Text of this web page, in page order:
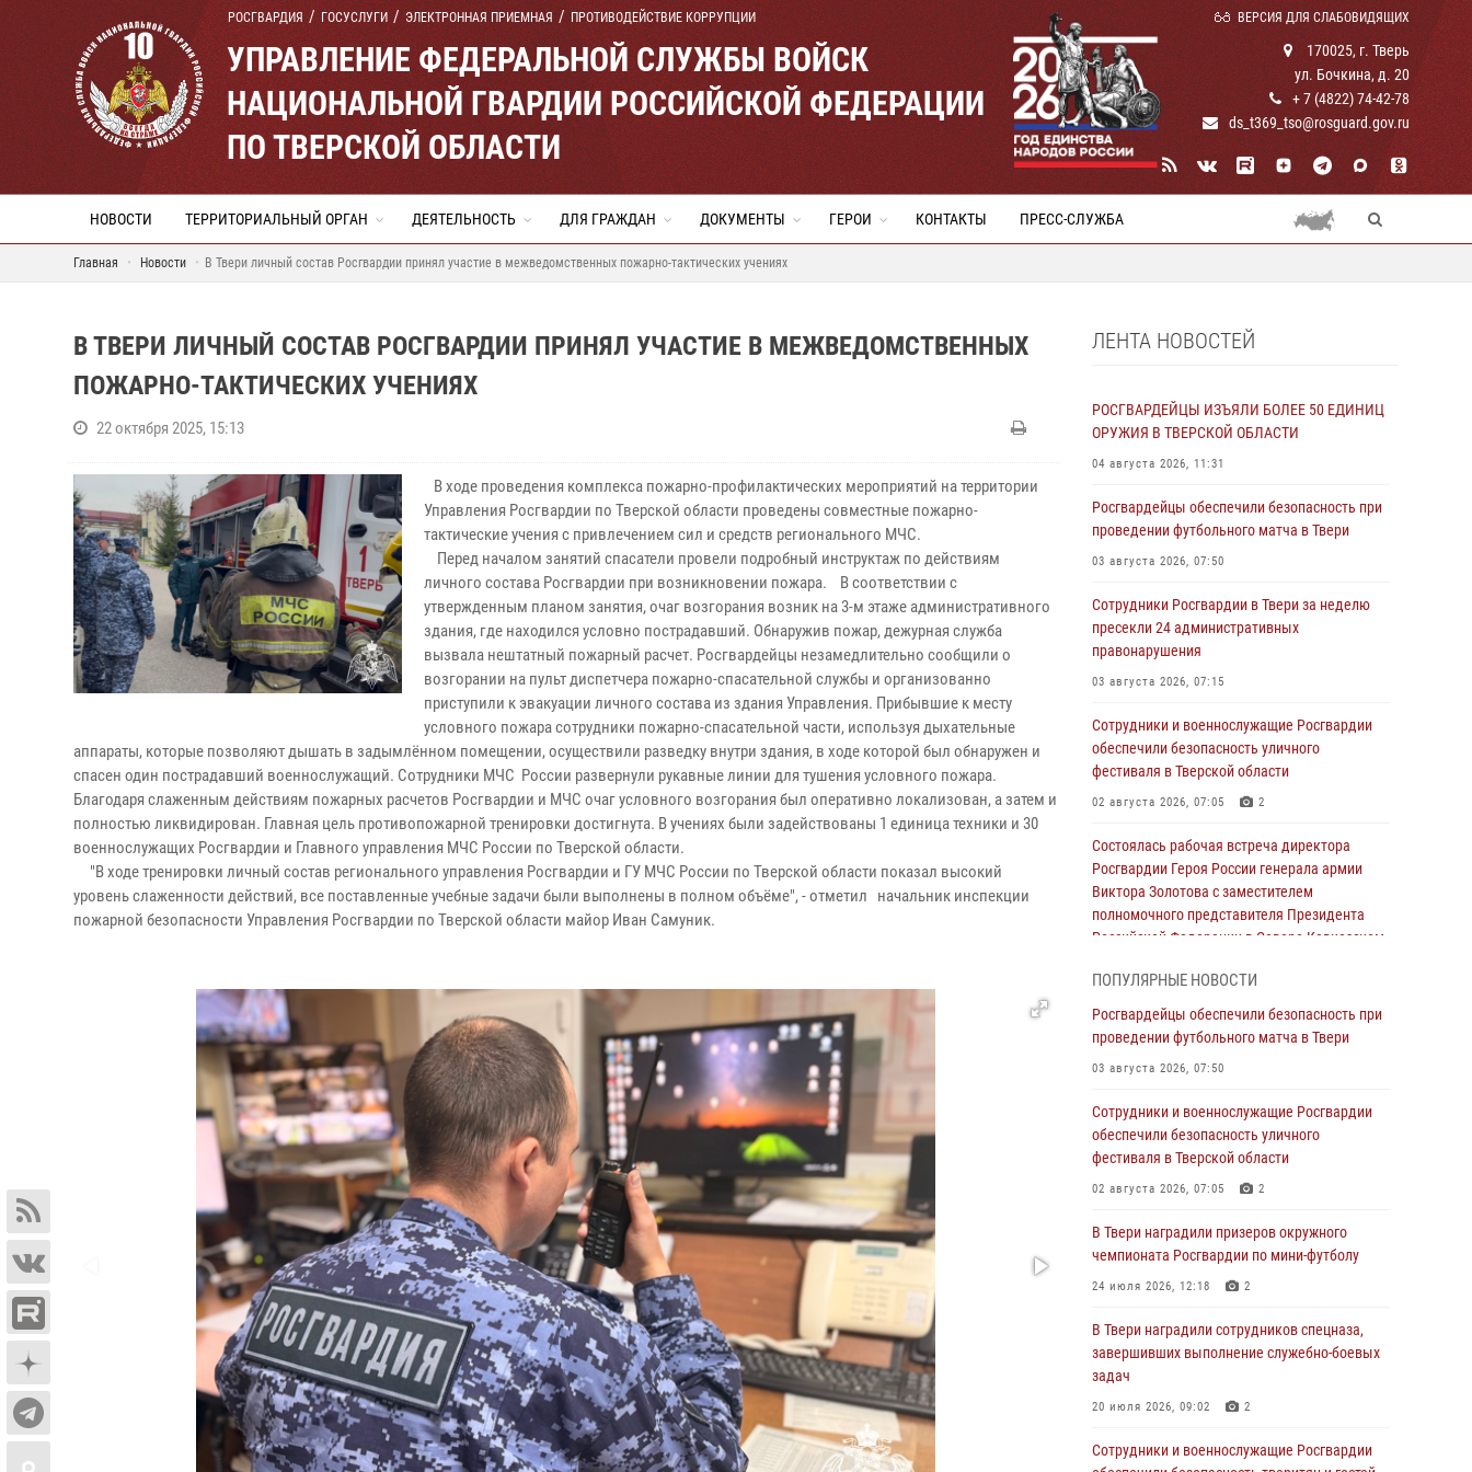
РОСГВАРДИЯ ГОСУСЛУГИ ЭЛЕКТРОННАЯ ПРИЕМНАЯ ПРОТИВОДЕЙСТВИЕ КОРРУПЦИИ ВЕРСИЯ ДЛЯ СЛАБОВИДЯЩИХ
УПРАВЛЕНИЕ ФЕДЕРАЛЬНОЙ СЛУЖБЫ ВОЙСК
НАЦИОНАЛЬНОЙ ГВАРДИИ РОССИЙСКОЙ ФЕДЕРАЦИИ
ПО ТВЕРСКОЙ ОБЛАСТИ
170025, г. Тверь
ул. Бочкина, д. 20
+ 7 (4822) 74-42-78
ds_t369_tso@rosguard.gov.ru
НОВОСТИ ТЕРРИТОРИАЛЬНЫЙ ОРГАН ДЕЯТЕЛЬНОСТЬ ДЛЯ ГРАЖДАН ДОКУМЕНТЫ ГЕРОИ КОНТАКТЫ ПРЕСС-СЛУЖБА
Главная Новости В Твери личный состав Росгвардии принял участие в межведомственных пожарно-тактических учениях
В ТВЕРИ ЛИЧНЫЙ СОСТАВ РОСГВАРДИИ ПРИНЯЛ УЧАСТИЕ В МЕЖВЕДОМСТВЕННЫХ
ПОЖАРНО-ТАКТИЧЕСКИХ УЧЕНИЯХ
22 октября 2025, 15:13
В ходе проведения комплекса пожарно-профилактических мероприятий на территории
Управления Росгвардии по Тверской области проведены совместные пожарно-
тактические учения с привлечением сил и средств регионального МЧС.
Перед началом занятий спасатели провели подробный инструктаж по действиям
личного состава Росгвардии при возникновении пожара. В соответствии с
утвержденным планом занятия, очаг возгорания возник на 3-м этаже административного
здания, где находился условно пострадавший. Обнаружив пожар, дежурная служба
вызвала нештатный пожарный расчет. Росгвардейцы незамедлительно сообщили о
возгорании на пульт диспетчера пожарно-спасательной службы и организованно
приступили к эвакуации личного состава из здания Управления. Прибывшие к месту
условного пожара сотрудники пожарно-спасательной части, используя дыхательные
аппараты, которые позволяют дышать в задымлённом помещении, осуществили разведку внутри здания, в ходе которой был обнаружен и
спасен один пострадавший военнослужащий. Сотрудники МЧС России развернули рукавные линии для тушения условного пожара.
Благодаря слаженным действиям пожарных расчетов Росгвардии и МЧС очаг условного возгорания был оперативно локализован, а затем и
полностью ликвидирован. Главная цель противопожарной тренировки достигнута. В учениях были задействованы 1 единица техники и 30
военнослужащих Росгвардии и Главного управления МЧС России по Тверской области.
"В ходе тренировки личный состав регионального управления Росгвардии и ГУ МЧС России по Тверской области показал высокий
уровень слаженности действий, все поставленные учебные задачи были выполнены в полном объёме", - отметил начальник инспекции
пожарной безопасности Управления Росгвардии по Тверской области майор Иван Самуник.
ЛЕНТА НОВОСТЕЙ
РОСГВАРДЕЙЦЫ ИЗЪЯЛИ БОЛЕЕ 50 ЕДИНИЦ
ОРУЖИЯ В ТВЕРСКОЙ ОБЛАСТИ
04 августа 2026, 11:31
Росгвардейцы обеспечили безопасность при
проведении футбольного матча в Твери
03 августа 2026, 07:50
Сотрудники Росгвардии в Твери за неделю
пресекли 24 административных
правонарушения
03 августа 2026, 07:15
Сотрудники и военнослужащие Росгвардии
обеспечили безопасность уличного
фестиваля в Тверской области
02 августа 2026, 07:05 2
Состоялась рабочая встреча директора
Росгвардии Героя России генерала армии
Виктора Золотова с заместителем
полномочного представителя Президента
Российской Федерации в Северо-Кавказском
Росгвардейцы в Твери приняли участие в
Сотрудники вневедомственной охраны
совершили 250 выездов и пресекли 20
правонарушений за неделю в Тверской
27 июля 2026, 08:29
В Твери наградили призеров окружного
24 июля 2026, 12:18 2
Росгвардейцы оказали помощь водителю на
дороге в городе Кашин
ПОПУЛЯРНЫЕ НОВОСТИ
Росгвардейцы обеспечили безопасность при
проведении футбольного матча в Твери
03 августа 2026, 07:50
Сотрудники и военнослужащие Росгвардии
обеспечили безопасность уличного
фестиваля в Тверской области
02 августа 2026, 07:05 2
В Твери наградили призеров окружного
чемпионата Росгвардии по мини-футболу
24 июля 2026, 12:18 2
В Твери наградили сотрудников спецназа,
завершивших выполнение служебно-боевых
задач
20 июля 2026, 09:02 2
Сотрудники и военнослужащие Росгвардии